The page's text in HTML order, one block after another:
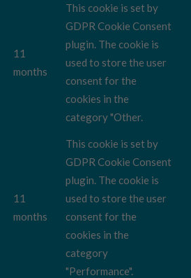
11
months
This cookie is set by
GDPR Cookie Consent
plugin. The cookie is
used to store the user
consent for the
cookies in the
category "Other.
11
months
This cookie is set by
GDPR Cookie Consent
plugin. The cookie is
used to store the user
consent for the
cookies in the
category
"Performance".